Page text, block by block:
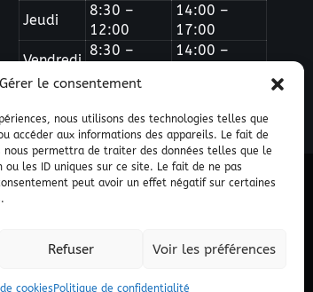
Gérer le consentement
nous utilisons des technologies telles que
accéder aux informations des appareils. Le fait de
nous permettra de traiter des données telles que le
les ID uniques sur ce site. Le fait de ne pas
peut avoir un effet négatif sur certaines
Refuser Voir les préférences
cookies Politique de confidentialité
Jeudi
8:30 –
12:00
14:00 –
17:00
Vendredi
8:30 –
14:00 –